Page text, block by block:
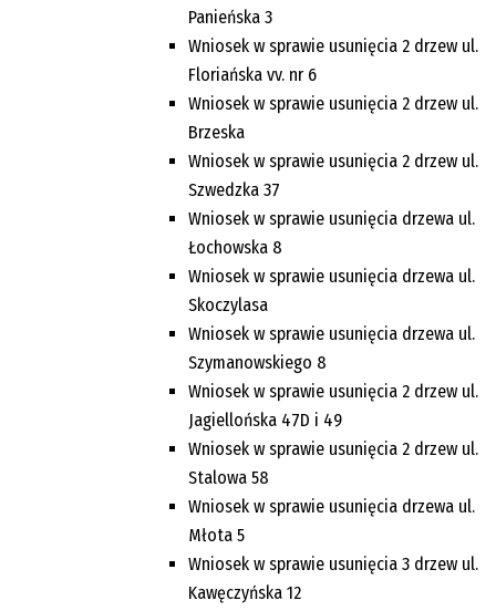
Panieńska 3
Wniosek w sprawie usunięcia 2 drzew ul.
Floriańska vv. nr 6
Wniosek w sprawie usunięcia 2 drzew ul.
Brzeska
Wniosek w sprawie usunięcia 2 drzew ul.
Szwedzka 37
Wniosek w sprawie usunięcia drzewa ul.
Łochowska 8
Wniosek w sprawie usunięcia drzewa ul.
Skoczylasa
Wniosek w sprawie usunięcia drzewa ul.
Szymanowskiego 8
Wniosek w sprawie usunięcia 2 drzew ul.
Jagiellońska 47D i 49
Wniosek w sprawie usunięcia 2 drzew ul.
Stalowa 58
Wniosek w sprawie usunięcia drzewa ul.
Młota 5
Wniosek w sprawie usunięcia 3 drzew ul.
Kawęczyńska 12